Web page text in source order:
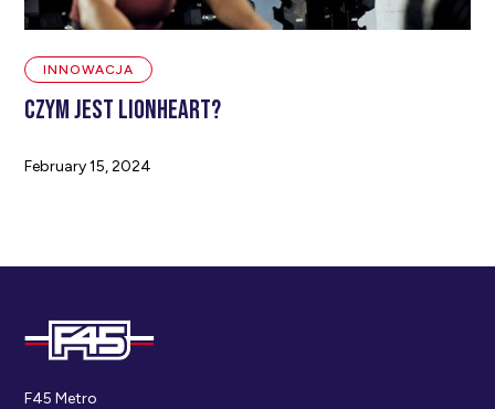
INNOWACJA
Czym jest LionHeart?
February 15, 2024
F45 Metro